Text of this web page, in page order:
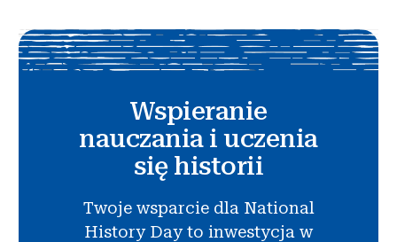
Wspieranie
nauczania i uczenia
się historii
Twoje wsparcie dla National
History Day to inwestycja w